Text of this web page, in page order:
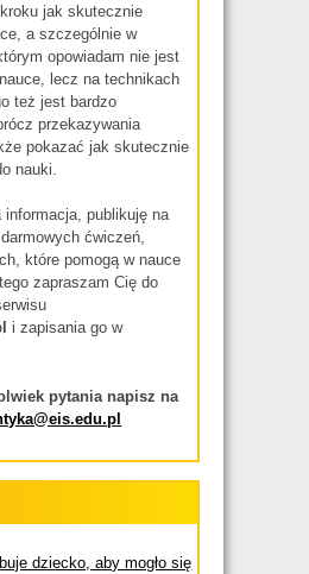
jak skutecznie
a szczególnie w
opowiadam nie jest
lecz na technikach
też jest bardzo
przekazywania
pokazać jak skutecznie
nauki.
publikuję na
ćwiczeń,
które pomogą w nauce
zapraszam Cię do
i zapisania go w
pytania napisz na
dziecko, aby mogło się